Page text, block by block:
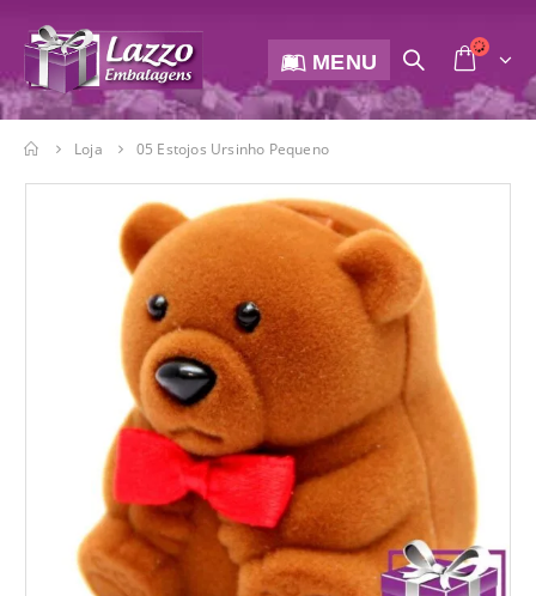
MENU
Loja 05 Estojos Ursinho Pequeno